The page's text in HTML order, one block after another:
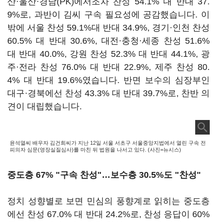
9%로, 과반이 김씨 구속 필요성에 공감했습니다. 이
밖에 서울 찬성 59.1%대 반대 34.9%, 경기·인천 찬성
60.5% 대 반대 30.6%, 대전·충청·세종 찬성 51.6%
대 반대 40.0%, 강원 찬성 52.3% 대 반대 44.1%, 광
주·전라 찬성 76.0% 대 반대 22.9%, 제주 찬성 80.
4% 대 반대 19.6%였습니다. 반면 보수의 심장부인
대구·경북에선 찬성 43.3% 대 반대 39.7%로, 찬반 의
견이 대립했습니다.
윤석열씨 배우자 김건희씨가 지난 12일 서울 서초구 서울중앙지법에서 열린 구속 전
피의자 심문(영장실질심사)를 마친 뒤 법원을 나서고 있다. (사진=뉴시스)
중도층 67% "구속 찬성"…보수층 30.5%도 "찬성"
정치 성향별로 보면 민심의 풍향계로 읽히는 중도층
에선 찬성 67.0% 대 반대 24.2%로, 찬성 응답이 60%